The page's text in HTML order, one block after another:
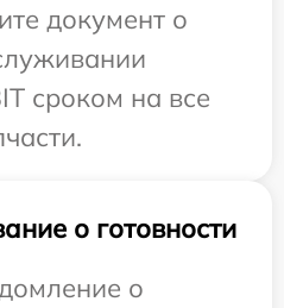
документ о
сроком на все
о готовности
о